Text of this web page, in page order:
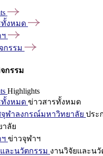
ทั้งหมด
กรรม
กรรม
Highlights
ทั้งหมด ข่าวสารทั้งหมด
ฬาลงกรณ์มหาวิทยาลัย ประ
าลัย
ข่าวจุฬาฯ
ละนวัตกรรม งานวิจัยและนวั